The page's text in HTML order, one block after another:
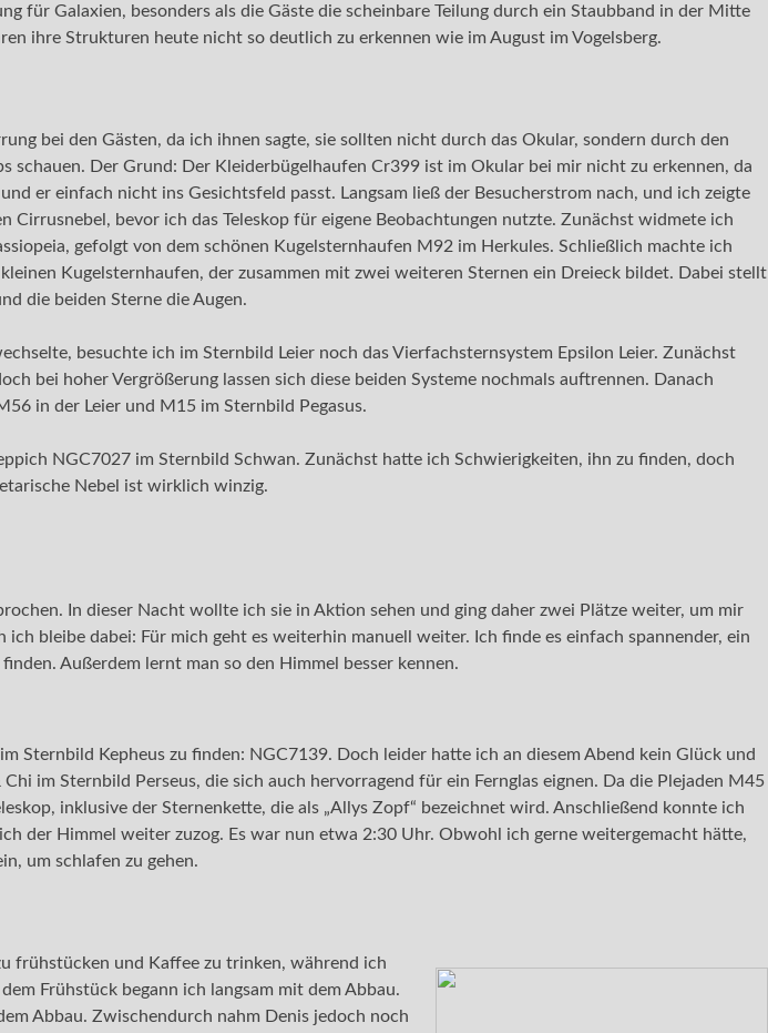
für Galaxien, besonders als die Gäste die scheinbare Teilung durch ein Staubband in der Mitte
ihre Strukturen heute nicht so deutlich zu erkennen wie im August im Vogelsberg.
bei den Gästen, da ich ihnen sagte, sie sollten nicht durch das Okular, sondern durch den
schauen. Der Grund: Der Kleiderbügelhaufen Cr399 ist im Okular bei mir nicht zu erkennen, da
er einfach nicht ins Gesichtsfeld passt. Langsam ließ der Besucherstrom nach, und ich zeigte
Cirrusnebel, bevor ich das Teleskop für eigene Beobachtungen nutzte. Zunächst widmete ich
gefolgt von dem schönen Kugelsternhaufen M92 im Herkules. Schließlich machte ich
Kugelsternhaufen, der zusammen mit zwei weiteren Sternen ein Dreieck bildet. Dabei stellt
die beiden Sterne die Augen.
besuchte ich im Sternbild Leier noch das Vierfachsternsystem Epsilon Leier. Zunächst
bei hoher Vergrößerung lassen sich diese beiden Systeme nochmals auftrennen. Danach
in der Leier und M15 im Sternbild Pegasus.
NGC7027 im Sternbild Schwan. Zunächst hatte ich Schwierigkeiten, ihn zu finden, doch
Nebel ist wirklich winzig.
In dieser Nacht wollte ich sie in Aktion sehen und ging daher zwei Plätze weiter, um mir
bleibe dabei: Für mich geht es weiterhin manuell weiter. Ich finde es einfach spannender, ein
Außerdem lernt man so den Himmel besser kennen.
Sternbild Kepheus zu finden: NGC7139. Doch leider hatte ich an diesem Abend kein Glück und
im Sternbild Perseus, die sich auch hervorragend für ein Fernglas eignen. Da die Plejaden M45
inklusive der Sternenkette, die als „Allys Zopf“ bezeichnet wird. Anschließend konnte ich
der Himmel weiter zuzog. Es war nun etwa 2:30 Uhr. Obwohl ich gerne weitergemacht hätte,
um schlafen zu gehen.
frühstücken und Kaffee zu trinken, während ich
Frühstück begann ich langsam mit dem Abbau.
Abbau. Zwischendurch nahm Denis jedoch noch